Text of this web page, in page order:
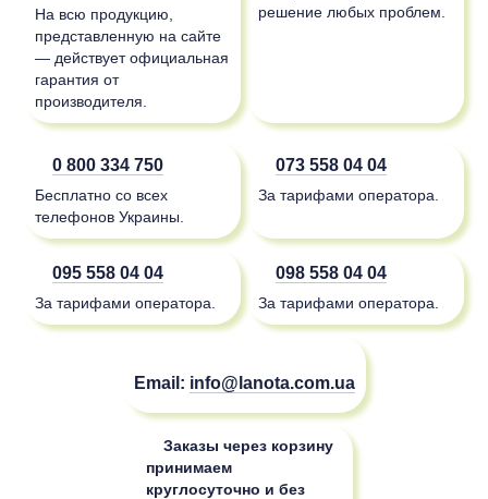
На всю продукцию,
представленную на сайте
— действует официальная
гарантия от
производителя.
решение любых проблем.
0 800 334 750
Бесплатно со всех
телефонов Украины.
073 558 04 04
За тарифами оператора.
095 558 04 04
За тарифами оператора.
098 558 04 04
За тарифами оператора.
Email: info@lanota.com.ua
Заказы через корзину
принимаем
круглосуточно и без